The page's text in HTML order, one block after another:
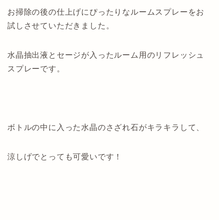
お掃除の後の仕上げにぴったりなルームスプレーをお
試しさせていただきました。
水晶抽出液とセージが入ったルーム用のリフレッシュ
スプレーです。
ボトルの中に入った水晶のさざれ石がキラキラして、
涼しげでとっても可愛いです！